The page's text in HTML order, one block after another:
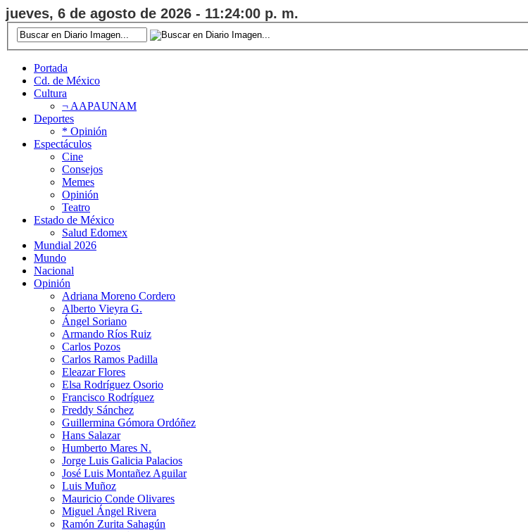
jueves, 6 de agosto de 2026 - 11:24:00 p. m.
Portada
Cd. de México
Cultura
¬ AAPAUNAM
Deportes
* Opinión
Espectáculos
Cine
Consejos
Memes
Opinión
Teatro
Estado de México
Salud Edomex
Mundial 2026
Mundo
Nacional
Opinión
Adriana Moreno Cordero
Alberto Vieyra G.
Ángel Soriano
Armando Ríos Ruiz
Carlos Pozos
Carlos Ramos Padilla
Eleazar Flores
Elsa Rodríguez Osorio
Francisco Rodríguez
Freddy Sánchez
Guillermina Gómora Ordóñez
Hans Salazar
Humberto Mares N.
Jorge Luis Galicia Palacios
José Luis Montañez Aguilar
Luis Muñoz
Mauricio Conde Olivares
Miguel Ángel Rivera
Ramón Zurita Sahagún